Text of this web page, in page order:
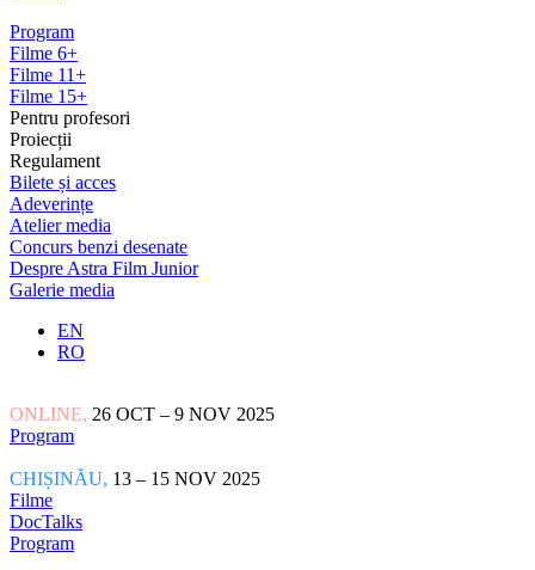
Program
Filme 6+
Filme 11+
Filme 15+
Pentru profesori
Proiecții
Regulament
Bilete și acces
Adeverințe
Atelier media
Concurs benzi desenate
Despre Astra Film Junior
Galerie media
EN
RO
ONLINE, 26 OCT – 9 NOV 2025
Program
CHIȘINĂU, 13 – 15 NOV 2025
Filme
DocTalks
Program